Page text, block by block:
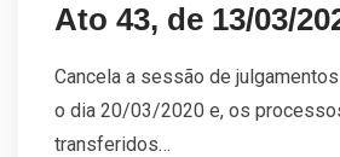
Ato 43, de 13/03/
Cancela a sessão de
o dia 20/03/2020 e, os
transferidos…